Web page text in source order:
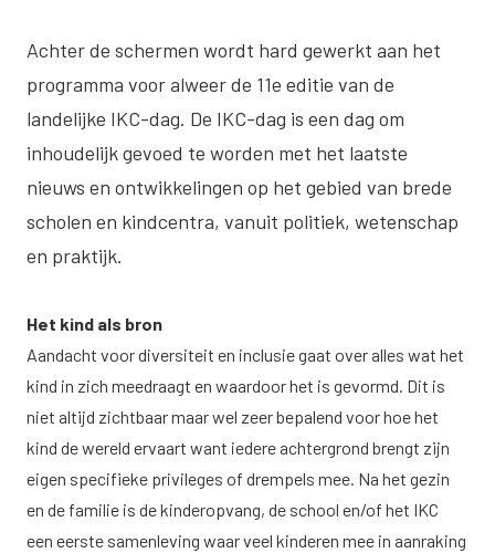
Achter de schermen wordt hard gewerkt aan het
programma voor alweer de 11e editie van de
landelijke IKC-dag. De IKC-dag is een dag om
inhoudelijk gevoed te worden met het laatste
nieuws en ontwikkelingen op het gebied van brede
scholen en kindcentra, vanuit politiek, wetenschap
en praktijk.
Het kind als bron
Aandacht voor diversiteit en inclusie gaat over alles wat het
kind in zich meedraagt en waardoor het is gevormd. Dit is
niet altijd zichtbaar maar wel zeer bepalend voor hoe het
kind de wereld ervaart want iedere achtergrond brengt zijn
eigen specifieke privileges of drempels mee. Na het gezin
en de familie is de kinderopvang, de school en/of het IKC
een eerste samenleving waar veel kinderen mee in aanraking